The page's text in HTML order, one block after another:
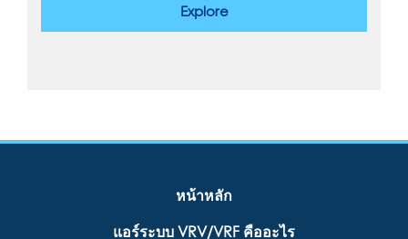
Explore
หน้าหลัก
แอร์ระบบ VRV/VRF คืออะไร